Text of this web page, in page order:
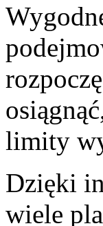
limity
Dzięki
wiele